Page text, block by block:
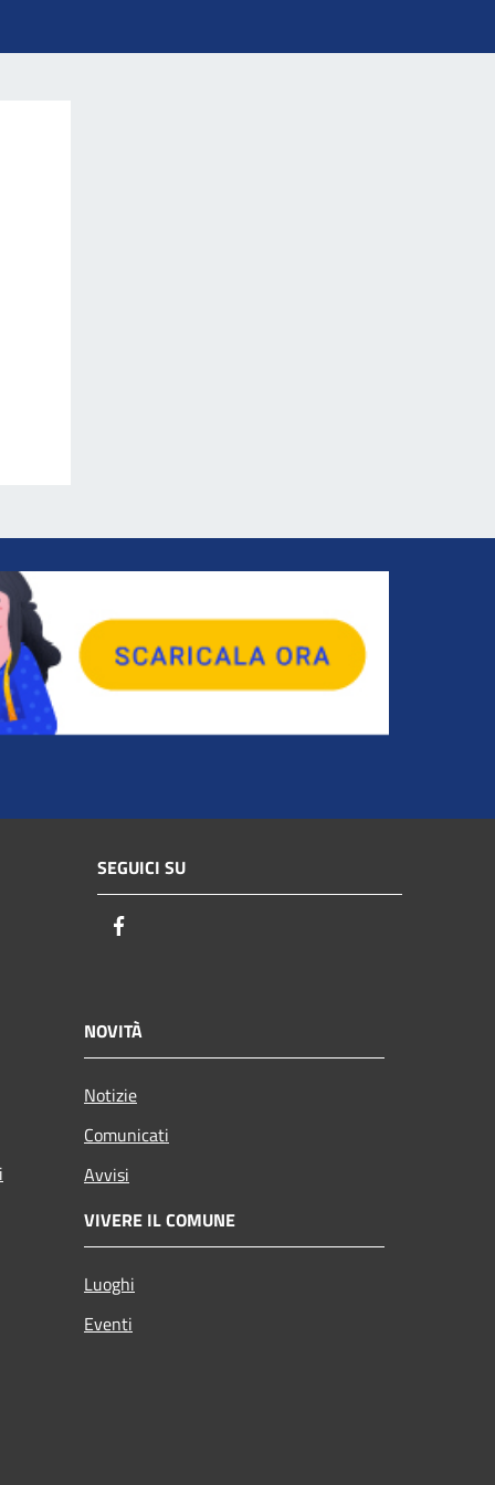
SEGUICI SU
NOVITÀ
Notizie
Comunicati
Avvisi
VIVERE IL COMUNE
Luoghi
Eventi